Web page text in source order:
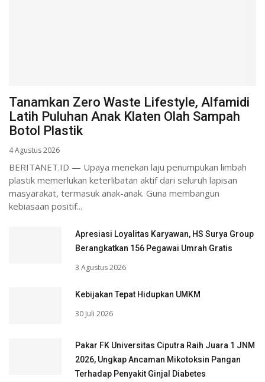
Tanamkan Zero Waste Lifestyle, Alfamidi
Latih Puluhan Anak Klaten Olah Sampah
Botol Plastik
4 Agustus 2026
BERITANET.ID — Upaya menekan laju penumpukan limbah
plastik memerlukan keterlibatan aktif dari seluruh lapisan
masyarakat, termasuk anak-anak. Guna membangun
kebiasaan positif...
Apresiasi Loyalitas Karyawan, HS Surya Group
Berangkatkan 156 Pegawai Umrah Gratis
3 Agustus 2026
Kebijakan Tepat Hidupkan UMKM
30 Juli 2026
Pakar FK Universitas Ciputra Raih Juara 1 JNM
2026, Ungkap Ancaman Mikotoksin Pangan
Terhadap Penyakit Ginjal Diabetes